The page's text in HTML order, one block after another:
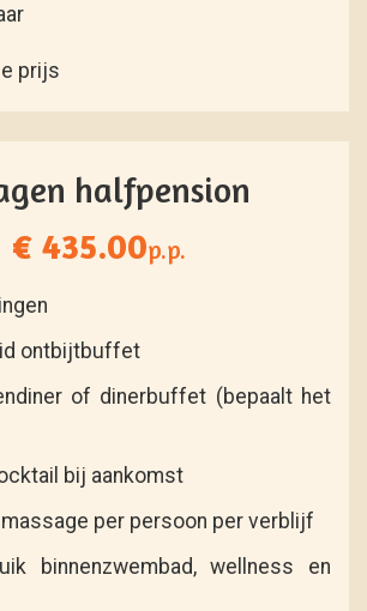
prijs
halfpension
€ 435.00p.p.
ontbijtbuffet
of dinerbuffet (bepaalt het
bij aankomst
per persoon per verblijf
binnenzwembad, wellness en